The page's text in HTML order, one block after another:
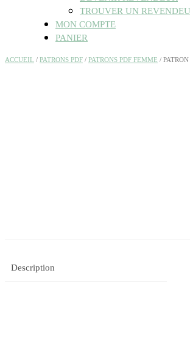
TROUVER UN
MON COMPTE
PANIER
ACCUEIL / PATRONS PDF / PATRONS PDF FEMME /
Description